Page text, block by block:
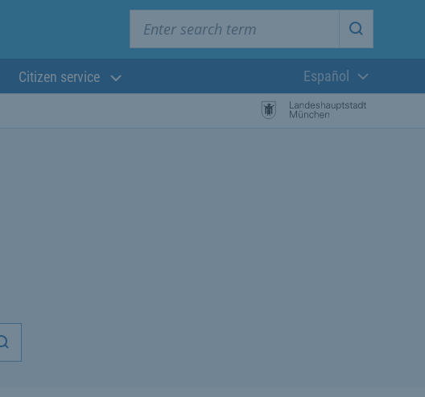
Start
Citizen service
Lengua actual:
Español
Iniciar búsqueda